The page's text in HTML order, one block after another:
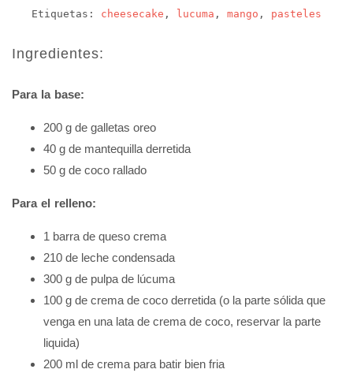
Etiquetas: cheesecake , lucuma , mango , pasteles
Ingredientes:
Para la base:
200 g de galletas oreo
40 g de mantequilla derretida
50 g de coco rallado
Para el relleno:
1 barra de queso crema
210 de leche condensada
300 g de pulpa de lúcuma
100 g de crema de coco derretida (o la parte sólida que
venga en una lata de crema de coco, reservar la parte
liquida)
200 ml de crema para batir bien fria